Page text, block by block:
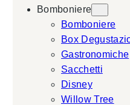
Bomboniere
Bomboniere
Box
Gastronomiche
Sacchetti
Disney
Willow Tree